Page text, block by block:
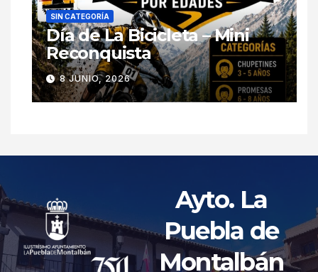
SIN CATEGORÍA
Día de La Bicicleta – Mini
Reconquista
8 JUNIO, 2026
Ayto. La
Puebla de
Montalbán